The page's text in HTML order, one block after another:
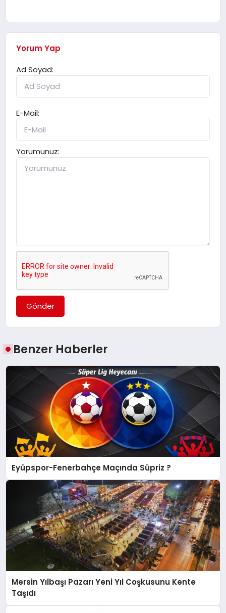
Yorum Yap
Ad Soyad:
E-Mail:
Yorumunuz:
Gönder
Benzer Haberler
Eyüpspor-Fenerbahçe Maçında Süpriz ?
Mersin Yılbaşı Pazarı Yeni Yıl Coşkusunu Kente
Taşıdı